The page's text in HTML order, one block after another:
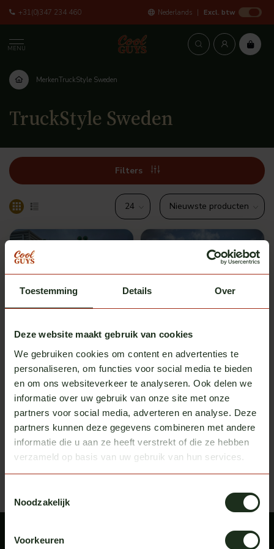
Toestemming Details Over
Deze website maakt gebruik van cookies
We gebruiken cookies om content en advertenties te
personaliseren, om functies voor social media te bieden
en om ons websiteverkeer te analyseren. Ook delen we
informatie over uw gebruik van onze site met onze
partners voor social media, adverteren en analyse. Deze
partners kunnen deze gegevens combineren met andere
informatie die u aan ze heeft verstrekt of die ze hebben
verzameld op basis van uw gebruik van hun services.
Noodzakelijk
Voorkeuren
+31(0)347 234 460 Nederlands Excl. btw
MENU
MerkenTruckStyle Sweden
TruckStyle Sweden
Filters
TruckStyle Sweden
Scania NG
Op voorraad
€ 625,00 Excl. btw
TruckStyle Sweden
Scania NG
Op voorraad
€ 595,00 Excl. btw
Recent bekeken Bekijk alle producten